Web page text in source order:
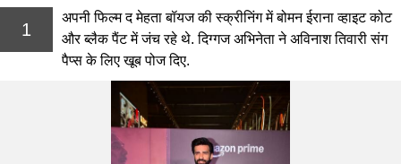
1
अपनी फिल्म द मेहता बॉयज की स्क्रीनिंग में बोमन ईराना व्हाइट कोट
और ब्लैक पैंट में जंच रहे थे. दिग्गज अभिनेता ने अविनाश तिवारी संग
पैप्स के लिए खूब पोज दिए.